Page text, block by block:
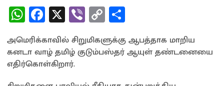
W
h
at
sA
p
Fa
ce
b
o
o
X Vi
b
er
C
o
py
Li
n
ar
e
அமெரிக்காவில் சிறுமிகளுக்கு ஆபத்தாக மாறிய
கனடா வாழ் தமிழ் குடும்பஸ்தர் ஆயுள் தண்டனையை
எதிர்கொள்கிறார்.